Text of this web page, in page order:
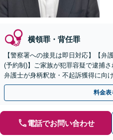
横領罪・背任罪
【警察署への接見は即日対応】【弁
(予約制)】ご家族が犯罪容疑で逮捕
弁護士が身柄釈放・不起訴獲得に向
月100名以上の相談実績】【関西エ
料金表
電話でお問い合わせ